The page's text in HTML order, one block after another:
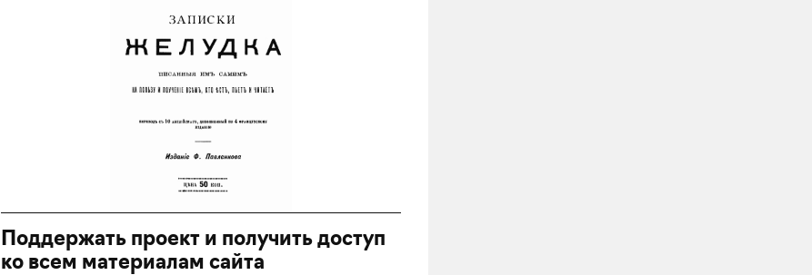
Поддержать проект и получить доступ
ко всем материалам сайта